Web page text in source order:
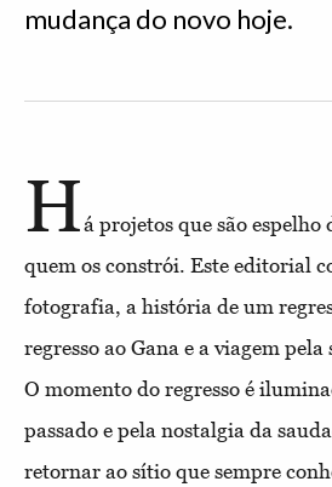
mudança do novo hoje.
Há projetos que são
quem os constrói. Este editorial
fotografia, a história de um
regresso ao Gana e a viagem
O momento do regresso é
passado e pela nostalgia da
retornar ao sítio que sempre